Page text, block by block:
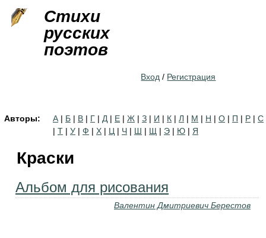
Стихи
русских
поэтов
Вход / Регистрация
Авторы: А | Б | В | Г | Д | Е | Ж | З | И | К | Л | М | Н | О | П | Р | С
| Т | У | Ф | Х | Ц | Ч | Ш | Щ | Э | Ю | Я
Краски
Альбом для рисования
Валентин Дмитриевич Берестов